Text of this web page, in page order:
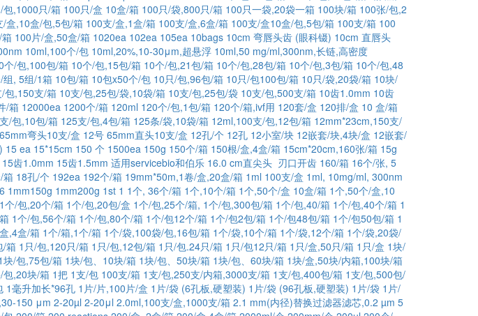
包,1000只/箱 100只/盒 10盒/箱 100只/袋,800只/箱 100只一袋,20袋一箱 100块/箱 100张/包,2
/盒,10盒/包,5包/箱 100支/盒,1盒/箱 100支/盒,6盒/箱 100支/盒10盒/包,5包/箱 100支/箱 100
100片/盒,50盒/箱 1020ea 102ea 105ea 10bags 10cm 弯唇头齿 (眼科镊) 10cm 直唇头
10ml,100个/包 10ml,20%,10-30μm,超悬浮 10ml,50 mg/ml,300nm,长链,高密度
个/包,100包/箱 10个/包,15包/箱 10个/包,21包/箱 10个/包,28包/箱 10个/包,3包/箱 10个/包,48
组, 5组/1箱 10包/箱 10包x50个/包 10只/包,96包/箱 10只/包100包/箱 10只/袋,20袋/箱 10块/
包,150支/箱 10支/包,25包/袋,10袋/箱 10支/包,25包/袋 10支/包,500支/箱 10齿1.0mm 10齿
/箱 12000ea 1200个/箱 120ml 120个/包,1包/箱 120个/箱,ivf用 120套/盒 120排/盒 10 盒/箱
/包,10包/箱 125支/包,4包/箱 125条/袋,10袋/箱 12ml,100支/包,12包/箱 12mm*23cm,150支/
弯头10支/盒 12号 65mm直头10支/盒 12孔/个 12孔 12小室/块 12嵌套/块,4块/盒 12嵌套/
15 ea 15*15cm 150 个 1500ea 150g 150个/箱 150根/盒,4盒/箱 15cm*20cm,160张/箱 15g
15齿1.0mm 15齿1.5mm 适用servicebio和伯乐 16.0 cm直尖头 刃口开齿 160/箱 16个/张, 5
箱 18孔/个 192ea 192个/箱 19mm*50m,1卷/盒,20盒/箱 1ml 100支/盒 1ml, 10mg/ml, 300nm
1mm150g 1mm200g 1st 1 1个, 36个/箱 1个,10个/箱 1个,50个/盒 10盒/箱 1个,50个/盒,10
1个/包,20个/箱 1个/包,20包/盒 1个/包,25个/箱, 1个/包,300包/箱 1个/包,40/箱 1个/包,40个/箱 1
1个/包,56个/箱 1个/包,80个/箱 1个/包12个/箱 1个/包2包/箱 1个/包48包/箱 1个/包50包/箱 1
,4盒/箱 1个/箱,1个/箱 1个/袋,100袋/包,16包/箱 1个/袋,10个/箱 1个/袋,12个/箱 1个/袋,20袋/
/箱 1只/包,120只/箱 1只/包,12包/箱 1只/包.24只/箱 1只/包12只/箱 1只/盒,50只/箱 1只/盒 1块/
块/包,75包/箱 1块/包、10块/箱 1块/包、50块/箱 1块/包、60块/箱 1块/盒,50块/内箱,100块/箱
包,20块/箱 1把 1支/包 100支/箱 1支/包,250支/内箱,3000支/箱 1支/包,400包/箱 1支/包,500包/
1毫升加长*96孔 1片/片,100片/盒 1片/袋 (6孔板,硬塑装) 1片/袋 (96孔板,硬塑装) 1片/袋 1片/
150 μm 2-20µl 2-20μl 2.0ml,100支/盒,1000支/箱 2.1 mm(内径)替换过滤器滤芯,0.2 µm 5